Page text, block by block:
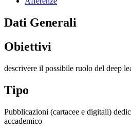
Dati Generali
Obiettivi
descrivere il possibile ruolo del deep
Tipo
Pubblicazioni (cartacee e digitali)
accademico